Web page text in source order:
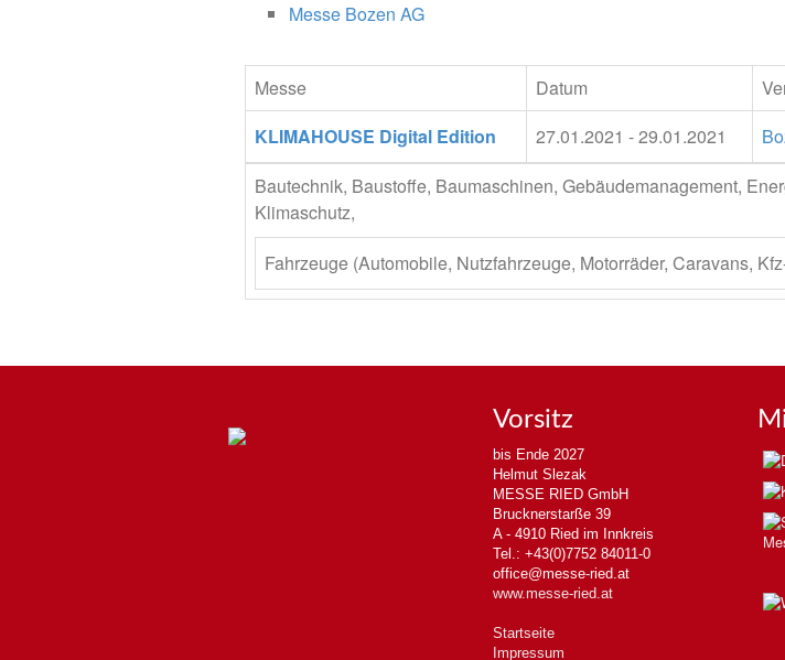
Messe Bozen AG
Messe Datum
KLIMAHOUSE Digital Edition
27.01.2021 - 29.01.2021
Bautechnik, Baustoffe, Baumaschinen, Gebäudemanagement,
Klimaschutz,
Fahrzeuge (Automobile, Nutzfahrzeuge, Motorräder, Caravans,
Vorsitz
bis Ende 2027
Helmut Slezak
MESSE RIED GmbH
Brucknerstarße 39
A - 4910 Ried im Innkreis
Tel.: +43(0)7752 84011-0
office@messe-ried.at
www.messe-ried.at
Startseite
Impressum